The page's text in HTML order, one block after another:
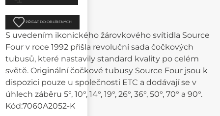
PŘIDAT DO OBLÍBENÝCH
S uvedením ikonického žárovkového svítidla Source
Four v roce 1992 přišla revoluční sada čočkových
tubusů, které nastavily standard kvality po celém
světě. Originální čočkové tubusy Source Four jsou k
dispozici pouze u společnosti ETC a dodávají se v
úhlech záběru 5°, 10°, 14°, 19°, 26°, 36°, 50°, 70° a 90°.
Kód:7060A2052-K